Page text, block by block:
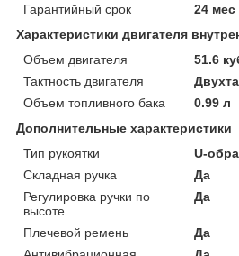
Гарантийный срок
24 мес
Характеристики двигателя
Объем двигателя
51.6
Тактность двигателя
Объем топливного бака
0.99 л
Дополнительные характеристики
Тип рукоятки
U-
Складная ручка
Да
Регулировка ручки по
высоте
Да
Плечевой ремень
Да